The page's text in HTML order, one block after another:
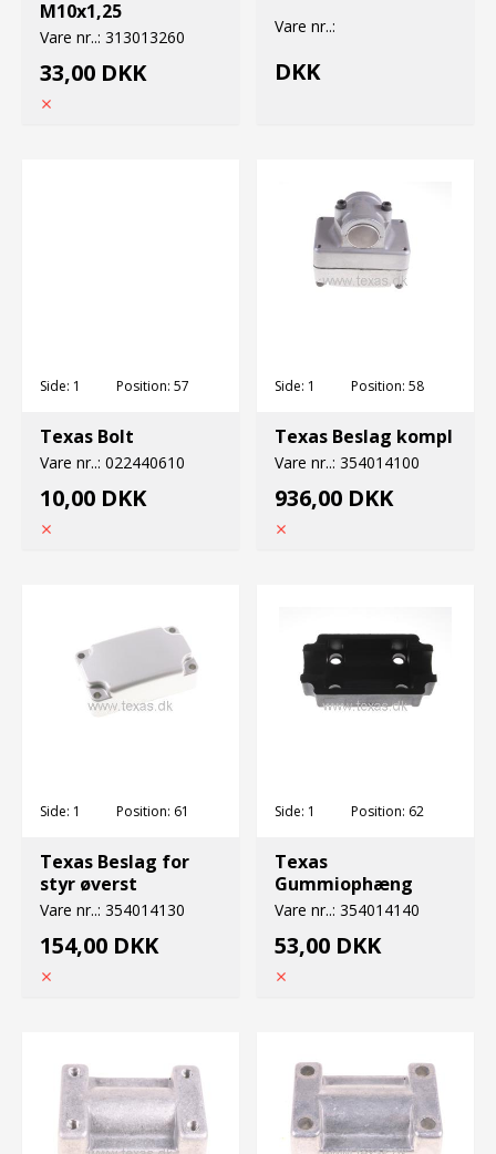
M10x1,25
Vare nr..: 313013260
33,00 DKK
Vare nr..:
DKK
Side: 1 Position: 57
Texas Bolt
Vare nr..: 022440610
10,00 DKK
Side: 1 Position: 58
Texas Beslag kompl
Vare nr..: 354014100
936,00 DKK
Side: 1 Position: 61
Texas Beslag for
styr øverst
Vare nr..: 354014130
154,00 DKK
Side: 1 Position: 62
Texas
Gummiophæng
Vare nr..: 354014140
53,00 DKK